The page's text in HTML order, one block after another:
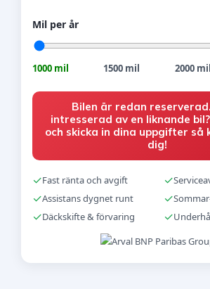
Mil per år
1000 mil 1500 mil 2000 mil
Bilen är redan
intresserad av en liknande
och skicka in dina uppgifter så
dig!
✓Fast ränta och avgift ✓
✓Assistans dygnet runt ✓
✓Däckskifte & förvaring ✓